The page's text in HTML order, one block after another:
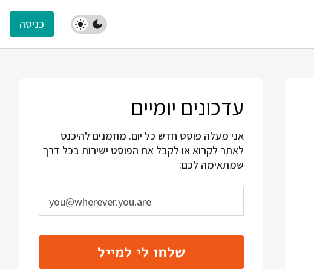
כניסה
עדכונים יומיים
אני מעלה פוסט חדש כל יום. מוזמנים להיכנס
לאתר לקרוא או לקבל את הפוסט ישירות בכל דרך
שמתאימה לכם:
שלחו לי למייל